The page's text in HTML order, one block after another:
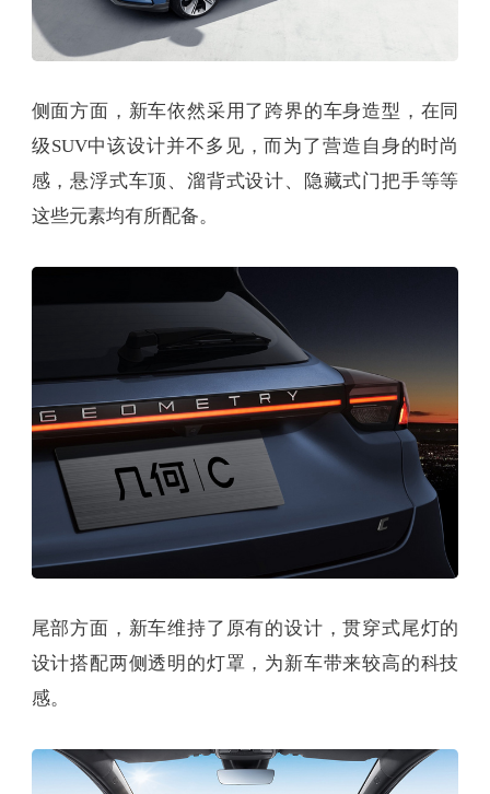
侧面方面，新车依然采用了跨界的车身造型，在同
级SUV中该设计并不多见，而为了营造自身的时尚
感，悬浮式车顶、溜背式设计、隐藏式门把手等等
这些元素均有所配备。
尾部方面，新车维持了原有的设计，贯穿式尾灯的
设计搭配两侧透明的灯罩，为新车带来较高的科技
感。